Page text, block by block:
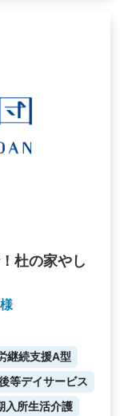
杜の家やし
継続支援A型
等デイサービス
入所生活介護